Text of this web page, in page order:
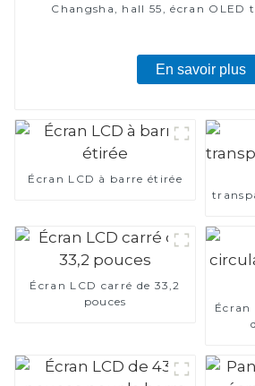
Changsha, hall 55, écran OLED
En savoir plus
Écran LCD à barre étirée
Écran LCD carré de 33,2
pouces
Écran